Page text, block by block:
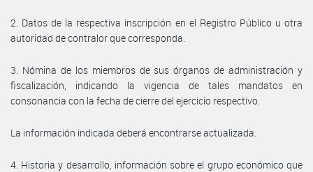
2. Datos de la respectiva inscripción en el Registro Público u otra
autoridad de contralor que corresponda.
3. Nómina de los miembros de sus órganos de administración y
fiscalización, indicando la vigencia de tales mandatos en
consonancia con la fecha de cierre del ejercicio respectivo.
La información indicada deberá encontrarse actualizada.
4. Historia y desarrollo, información sobre el grupo económico que